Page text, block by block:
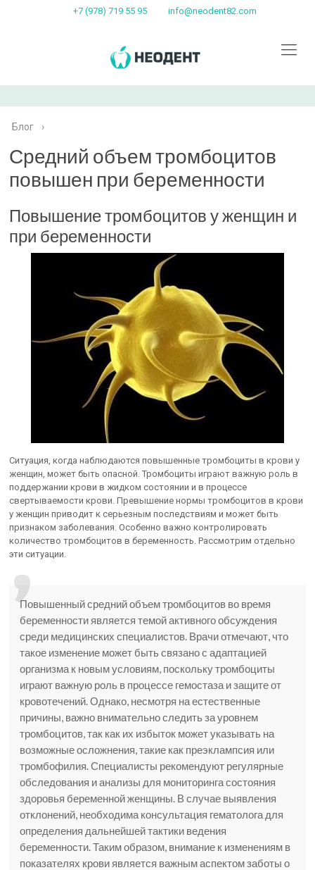
+7 (978) 719 55 95 info@neodent82.com
Блог ›
Средний объем тромбоцитов
повышен при беременности
Повышение тромбоцитов у женщин и
при беременности
Ситуация, когда наблюдаются повышенные тромбоциты в крови у
женщин, может быть опасной. Тромбоциты играют важную роль в
поддержании крови в жидком состоянии и в процессе
свертываемости крови. Превышение нормы тромбоцитов в крови
у женщин приводит к серьезным последствиям и может быть
признаком заболевания. Особенно важно контролировать
количество тромбоцитов в беременность. Рассмотрим отдельно
эти ситуации.
Повышенный средний объем тромбоцитов во время
беременности является темой активного обсуждения
среди медицинских специалистов. Врачи отмечают, что
такое изменение может быть связано с адаптацией
организма к новым условиям, поскольку тромбоциты
играют важную роль в процессе гемостаза и защите от
кровотечений. Однако, несмотря на естественные
причины, важно внимательно следить за уровнем
тромбоцитов, так как их избыток может указывать на
возможные осложнения, такие как преэклампсия или
тромбофилия. Специалисты рекомендуют регулярные
обследования и анализы для мониторинга состояния
здоровья беременной женщины. В случае выявления
отклонений, необходима консультация гематолога для
определения дальнейшей тактики ведения
беременности. Таким образом, внимание к изменениям в
показателях крови является важным аспектом заботы о